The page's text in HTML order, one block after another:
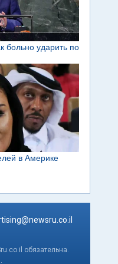
обязательна.